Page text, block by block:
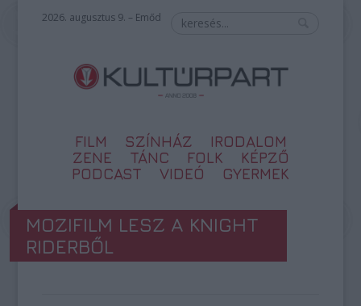
2026. augusztus 9. – Emőd
FILM SZÍNHÁZ
IRODALOM
ZENE
TÁNC FOLK
KÉPZŐ
PODCAST
VIDEÓ GYERMEK
MOZIFILM LESZ A KNIGHT
RIDERBŐL